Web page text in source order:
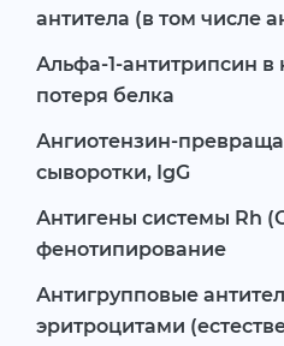
антитела (в том числе
Альфа-1-антитрипсин в
потеря белка
Ангиотензин-
сыворотки, IgG
Антигены системы Rh
фенотипирование
Антигрупповые
эритроцитами